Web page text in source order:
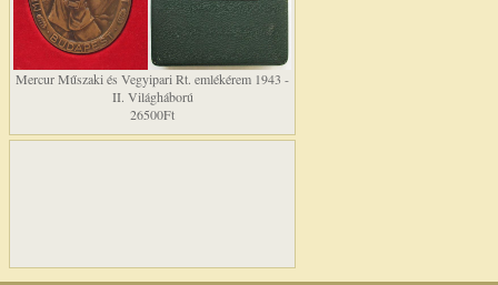
Mercur Műszaki és Vegyipari Rt. emlékérem 1943 -
II. Világháború
26500Ft